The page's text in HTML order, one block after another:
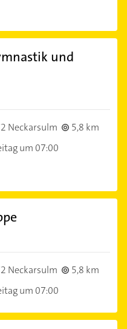
und
Neckarsulm
5,8 km
um 07:00
Neckarsulm
5,8 km
um 07:00